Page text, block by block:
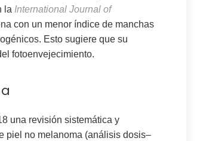
la International Journal of
con un menor índice de manchas
. Esto sugiere que su
fotoenvejecimiento.
una revisión sistemática y
piel no melanoma (análisis dosis–